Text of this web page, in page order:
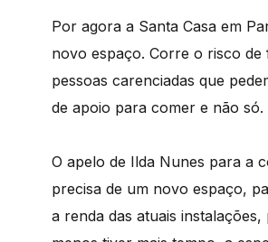
Por agora a Santa Casa em
novo espaço. Corre o risco de
pessoas carenciadas que
de apoio para comer e não só.
O apelo de Ilda Nunes para a
precisa de um novo espaço,
a renda das atuais